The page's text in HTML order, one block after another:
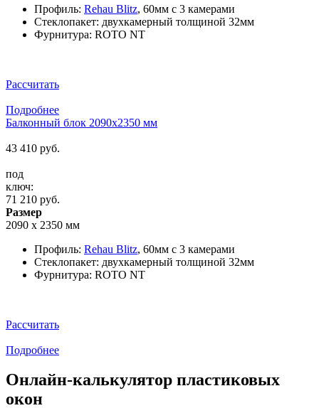
Профиль: Rehau Blitz, 60мм c 3 камерами
Стеклопакет: двухкамерный толщиной 32мм
Фурнитура: ROTO NT
Рассчитать
Подробнее
Балконный блок 2090x2350 мм
43 410 руб.
под
ключ:
71 210 руб.
Размер
2090 х 2350 мм
Профиль: Rehau Blitz, 60мм c 3 камерами
Стеклопакет: двухкамерный толщиной 32мм
Фурнитура: ROTO NT
Рассчитать
Подробнее
Онлайн-калькулятор пластиковых
окон